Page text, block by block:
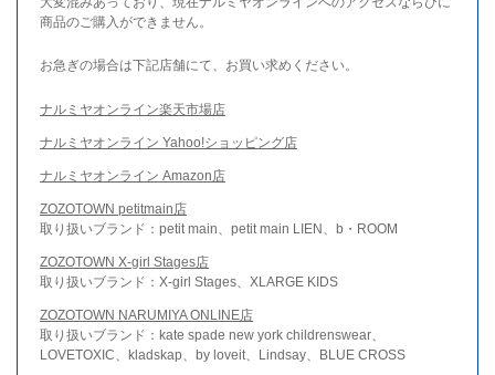
商品のご購入ができません。
お急ぎの場合は下記店舗にて、お買い求めください。
ナルミヤオンライン楽天市場店
ナルミヤオンライン Yahoo!ショッピング店
ナルミヤオンライン Amazon店
ZOZOTOWN petitmain店
取り扱いブランド：petit main、petit main LIEN、b・ROOM
ZOZOTOWN X-girl Stages店
取り扱いブランド：X-girl Stages、XLARGE KIDS
ZOZOTOWN NARUMIYA ONLINE店
取り扱いブランド：kate spade new york childrenswear、
LOVETOXIC、kladskap、by loveit、Lindsay、BLUE CROSS